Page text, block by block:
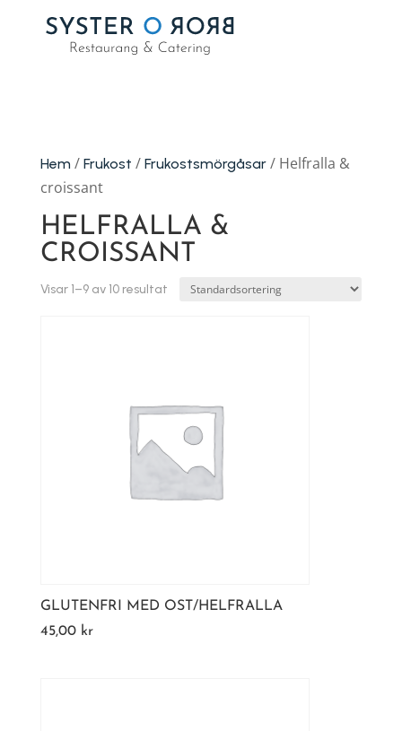
Hem / Frukost / Frukostsmörgåsar/ Helfralla &
croissant
HELFRALLA &
CROISSANT
Visar 1–9 av 10 resultat
GLUTENFRI MED OST/HELFRALLA
45,00 kr